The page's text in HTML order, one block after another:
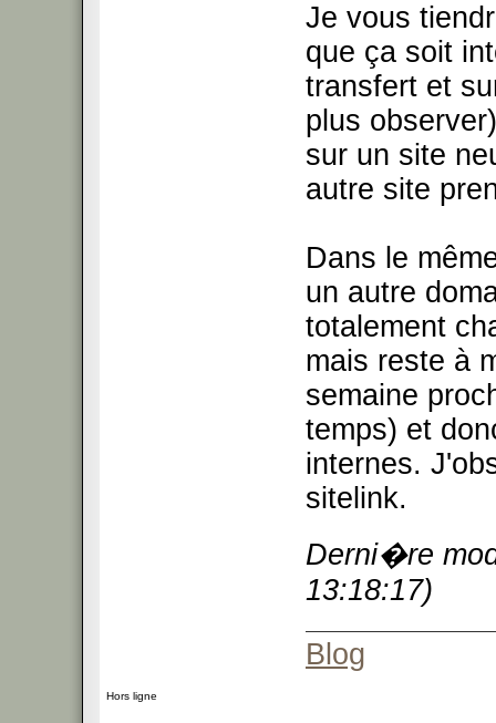
Je vous
que ça soit
transfert et
plus
sur un site
autre site
Dans le
un autre
totalement
mais reste à
semaine
temps) et
internes.
sitelink.
Derni�re
13:18:17)
Blog
Hors ligne